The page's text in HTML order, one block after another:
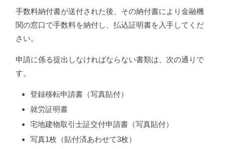
手数料納付書が送付された後、その納付書により金融機
関の窓口で手数料を納付し、払込証明書を入手してくだ
さい。
申請に係る提出しなければならない書類は、次の通りで
す。
登録移転申請書（写真貼付）
就労証明書
宅地建物取引士証交付申請書（写真貼付）
写真1枚（貼付済あわせて3枚）